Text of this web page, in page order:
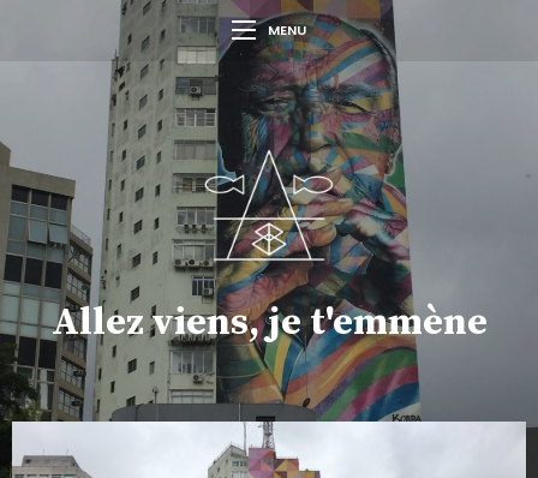
MENU
Allez viens, je t'emmène